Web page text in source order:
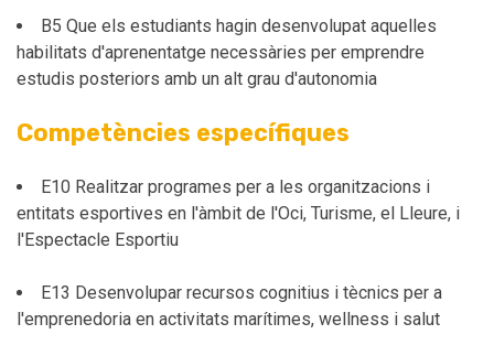
B5 Que els estudiants hagin desenvolupat aquelles
habilitats d'aprenentatge necessàries per emprendre
estudis posteriors amb un alt grau d'autonomia
Competències específiques
E10 Realitzar programes per a les organitzacions i
entitats esportives en l'àmbit de l'Oci, Turisme, el Lleure, i
l'Espectacle Esportiu
E13 Desenvolupar recursos cognitius i tècnics per a
l'emprenedoria en activitats marítimes, wellness i salut